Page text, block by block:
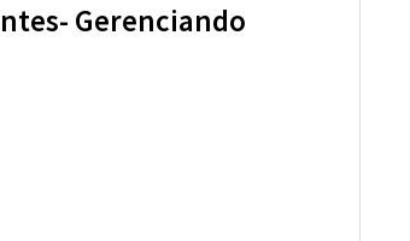
Gerenciando